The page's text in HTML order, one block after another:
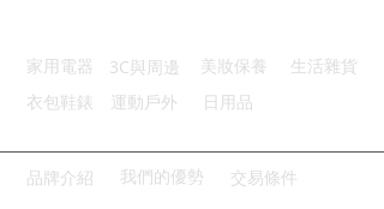
主要材質：ABS
商品尺寸：6*5.5*1.5cm
產地名稱：中國大陸
代理商：亞桓有限公司
家用電器 3C與周邊 美妝保養
生活雜貨
衣包鞋錶
運動戶外 日用品
品牌介紹 我們的優勢 交易條件